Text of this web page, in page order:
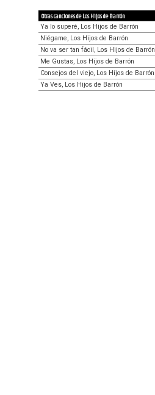
Otras canciones de Los Hijos de Barrón
Ya lo superé, Los Hijos de Barrón
Niégame, Los Hijos de Barrón
No va ser tan fácil, Los Hijos de Barrón
Me Gustas, Los Hijos de Barrón
Consejos del viejo, Los Hijos de Barrón
Ya Ves, Los Hijos de Barrón